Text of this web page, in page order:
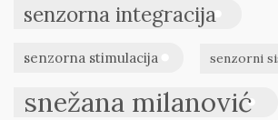
senzorna integracija
senzorna stimulacija senzorni
snežana milanović